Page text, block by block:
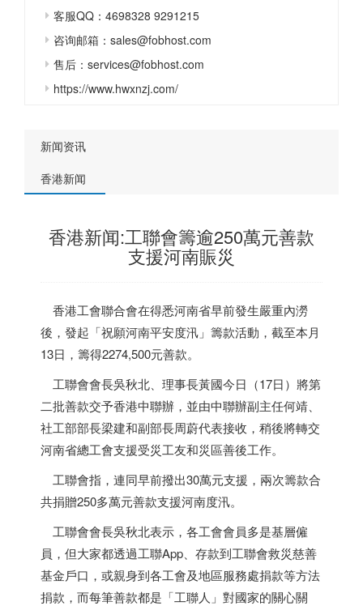
客服QQ：4698328 9291215
咨询邮箱：sales@fobhost.com
售后：services@fobhost.com
https://www.hwxnzj.com/
新闻资讯
香港新闻
香港新闻:工聯會籌逾250萬元善款
支援河南賑災
香港工會聯合會在得悉河南省早前發生嚴重內澇
後，發起「祝願河南平安度汛」籌款活動，截至本月
13日，籌得2274,500元善款。
工聯會會長吳秋北、理事長黃國今日（17日）將第
二批善款交予香港中聯辦，並由中聯辦副主任何靖、
社工部部長梁建和副部長周蔚代表接收，稍後將轉交
河南省總工會支援受災工友和災區善後工作。
工聯會指，連同早前撥出30萬元支援，兩次籌款合
共捐贈250多萬元善款支援河南度汛。
工聯會會長吳秋北表示，各工會會員多是基層僱
員，但大家都透過工聯App、存款到工聯會救災慈善
基金戶口，或親身到各工會及地區服務處捐款等方法
捐款，而每筆善款都是「工聯人」對國家的關心關